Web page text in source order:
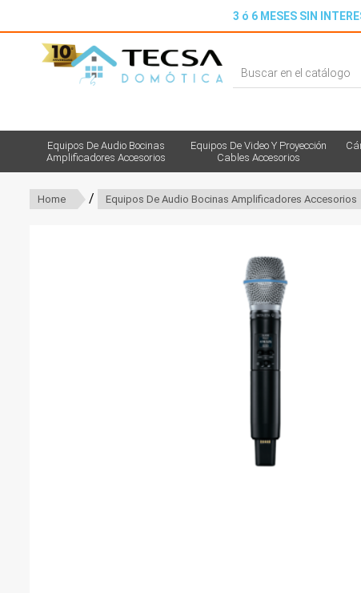
3 ó 6 MESES SIN
Equipos De Audio Bocinas
Amplificadores Accesorios
Equipos De Video Y Proyección
Cables Accesorios
Home / Equipos De Audio Bocinas Amplificadores Accesorios